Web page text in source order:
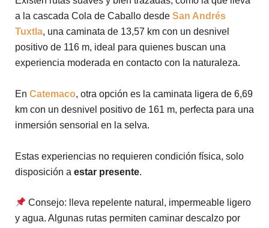
a la cascada Cola de Caballo desde San Andrés
Tuxtla, una caminata de 13,57 km con un desnivel
positivo de 116 m, ideal para quienes buscan una
experiencia moderada en contacto con la naturaleza.
En Catemaco, otra opción es la caminata ligera de 6,69
km con un desnivel positivo de 161 m, perfecta para una
inmersión sensorial en la selva.
Estas experiencias no requieren condición física, solo
disposición a estar presente.
Consejo: lleva repelente natural, impermeable ligero
y agua. Algunas rutas permiten caminar descalzo por